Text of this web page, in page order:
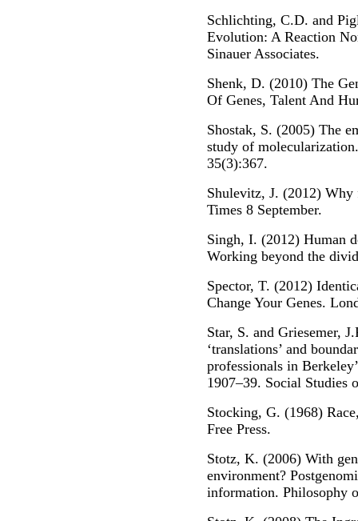
Schlichting, C.D. and
Evolution: A Reaction
Sinauer Associates.
Shenk, D. (2010) The
Of Genes, Talent And
Shostak, S. (2005) The
study of
35(3):367.
Shulevitz, J. (2012)
Times 8 September.
Singh, I. (2012) Human
Working beyond the
Spector, T. (2012)
Change Your Genes.
Star, S. and Griesemer,
‘translations’ and
professionals in
1907–39. Social Studies
Stocking, G. (1968)
Free Press.
Stotz, K. (2006) With
environment?
information. Philosophy